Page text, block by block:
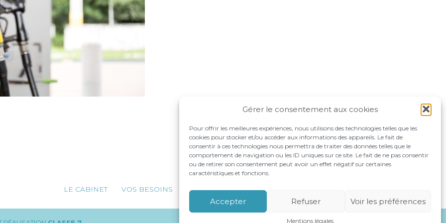
Gérer le consentement aux cookies
Pour offrir les meilleures expériences, nous utilisons des technologies telles que les
cookies pour stocker et/ou accéder aux informations des appareils. Le fait de
consentir à ces technologies nous permettra de traiter des données telles que le
comportement de navigation ou les ID uniques sur ce site. Le fait de ne pas consentir
ou de retirer son consentement peut avoir un effet négatif sur certaines
caractéristiques et fonctions.
Accepter Refuser Voir les préférences
Mentions légales
Footer
LE CABINET VOS BESOINS NOS ACCOMPAGNEMENTS